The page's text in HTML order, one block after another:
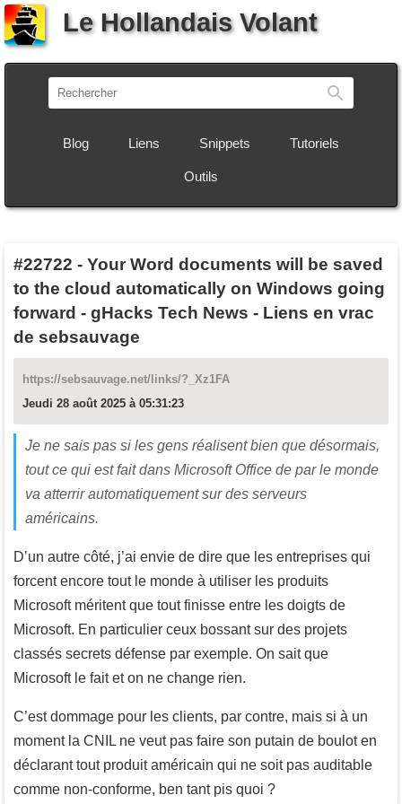
Le Hollandais Volant
Blog Liens Snippets Tutoriels
Outils
#22722 - Your Word documents will be saved
to the cloud automatically on Windows going
forward - gHacks Tech News - Liens en vrac
de sebsauvage
https://sebsauvage.net/links/?_Xz1FA
Jeudi 28 août 2025 à 05:31:23
Je ne sais pas si les gens réalisent bien que désormais,
tout ce qui est fait dans Microsoft Office de par le monde
va atterrir automatiquement sur des serveurs
américains.
D’un autre côté, j’ai envie de dire que les entreprises qui
forcent encore tout le monde à utiliser les produits
Microsoft méritent que tout finisse entre les doigts de
Microsoft. En particulier ceux bossant sur des projets
classés secrets défense par exemple. On sait que
Microsoft le fait et on ne change rien.
C’est dommage pour les clients, par contre, mais si à un
moment la CNIL ne veut pas faire son putain de boulot en
déclarant tout produit américain qui ne soit pas auditable
comme non-conforme, ben tant pis quoi ?